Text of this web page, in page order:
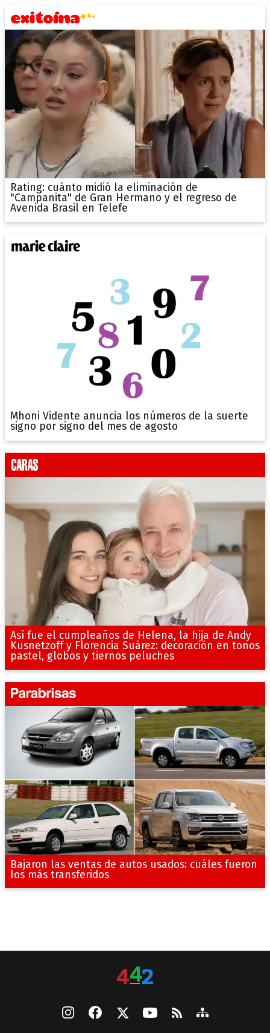
Rating: cuánto midió la eliminación de
"Campanita" de Gran Hermano y el regreso de
Avenida Brasil en Telefe
Mhoni Vidente anuncia los números de la suerte
signo por signo del mes de agosto
Así fue el cumpleaños de Helena, la hija de Andy
Kusnetzoff y Florencia Suárez: decoración en tonos
pastel, globos y tiernos peluches
Bajaron las ventas de autos usados: cuáles fueron
los más transferidos